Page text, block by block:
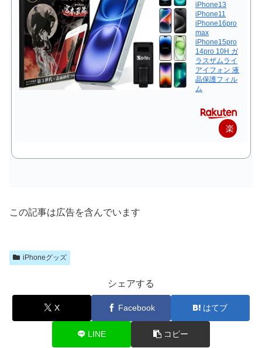
iPhone13
iPhone11
iPhone16pro
max
iPhone15pro
14pro 10H ガ
ラスザムライ
アイフォン 液
晶保護フィル
ム
楽
この記事は広告を含んでいます
iPhoneグッズ
シェアする
X Facebook はてブ
LINE コピー